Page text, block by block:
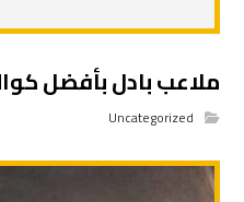
ملاعب بادل بأفضل
Uncategorized